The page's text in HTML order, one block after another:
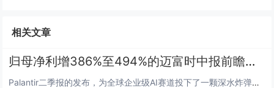
相关文章
归母净利增386%至494%的迈富时中报前瞻：Palantir的FDE叙事能否在不同场景复刻？
Palantir二季报的发布，为全球企业级AI赛道投下了一颗深水炸弹。收入增长93%、美国商业业务增速149%、股价单日...